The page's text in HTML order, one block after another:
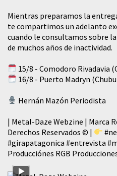
Mientras preparamos la
te compartimos un adelanto
cuando le consultamos sobre
de muchos años de inactividad.
15/8 - Comodoro Rivadavia
16/8 - Puerto Madryn
Hernán Mazón Periodista
| Metal-Daze Webzine | Marca
Derechos Reservados © |
#girapatagonica #entrevista
Producciónes RGB